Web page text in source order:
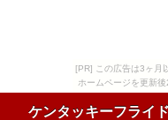
[PR] この広告は3ヶ月
ホームページを更新
ケンタッキーフライ